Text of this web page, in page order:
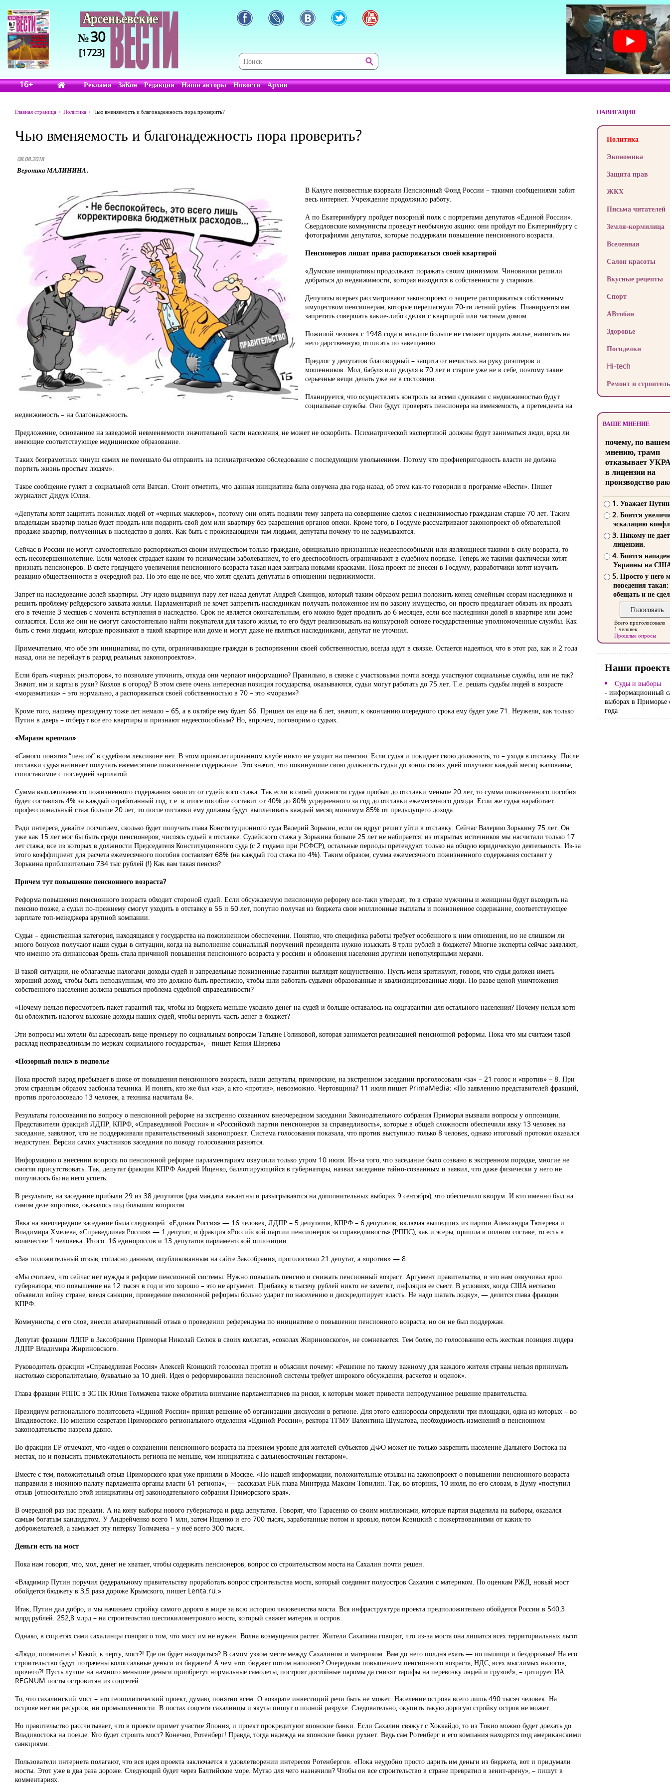
№30
[1723]
16+ Реклама ЗаКон Редакция Наши авторы Новости Архив
Главная страница Политика Чью вменяемость и благонадежность пора проверить?
Чью вменяемость и благонадежность пора проверить?
08.08.2018
Вероника МАЛИНИНА.
В Калуге неизвестные взорвали Пенсионный Фонд России – такими сообщениями забит
весь интернет. Учреждение продолжило работу.
А по Екатеринбургу пройдет позорный полк с портретами депутатов «Единой России».
Свердловские коммунисты проведут необычную акцию: они пройдут по Екатеринбургу с
фотографиями депутатов, которые поддержали повышение пенсионного возраста.
Пенсионеров лишат права распоряжаться своей квартирой
«Думские инициативы продолжают поражать своим цинизмом. Чиновники решили
добраться до недвижимости, которая находится в собственности у стариков.
Депутаты всерьез рассматривают законопроект о запрете распоряжаться собственным
имуществом пенсионерам, которые перешагнули 70-ти летний рубеж. Планируется им
запретить совершать какие-либо сделки с квартирой или частным домом.
Пожилой человек с 1948 года и младше больше не сможет продать жилье, написать на
него дарственную, отписать по завещанию.
Предлог у депутатов благовидный – защита от нечистых на руку риэлтеров и
мошенников. Мол, бабуля или дедуля в 70 лет и старше уже не в себе, поэтому такие
серьезные вещи делать уже не в состоянии.
Планируется, что осуществлять контроль за всеми сделками с недвижимостью будут
социальные службы. Они будут проверять пенсионера на вменяемость, а претендента на
недвижимость – на благонадежность.
Предложение, основанное на заведомой невменяемости значительной части населения, не может не оскорбить. Психиатрической экспертизой должны будут заниматься люди, вряд ли
имеющие соответствующее медицинское образование.
Таких безграмотных чинуш самих не помешало бы отправить на психиатрическое обследование с последующим увольнением. Потому что профнепригодность власти не должна
портить жизнь простым людям».
Такое сообщение гуляет в социальной сети Ватсап. Стоит отметить, что данная инициатива была озвучена два года назад, об этом как-то говорили в программе «Вести». Пишет
журналист Дидух Юлия.
«Депутаты хотят защитить пожилых людей от «черных маклеров», поэтому они опять подняли тему запрета на совершение сделок с недвижимостью гражданам старше 70 лет. Таким
владельцам квартир нельзя будет продать или подарить свой дом или квартиру без разрешения органов опеки. Кроме того, в Госдуме рассматривают законопроект об обязательной
продаже квартир, полученных в наследство в долях. Как быть с проживающими там людьми, депутаты почему-то не задумываются.
Сейчас в России не могут самостоятельно распоряжаться своим имуществом только граждане, официально признанные недееспособными или являющиеся такими в силу возраста, то
есть несовершеннолетние. Если человек страдает каким-то психическим заболеванием, то его дееспособность ограничивают в судебном порядке. Теперь же такими фактически хотят
признать пенсионеров. В свете грядущего увеличения пенсионного возраста такая идея заиграла новыми красками. Пока проект не внесен в Госдуму, разработчики хотят изучить
реакцию общественности в очередной раз. Но это еще не все, что хотят сделать депутаты в отношении недвижимости.
Запрет на наследование долей квартиры. Эту идею выдвинул пару лет назад депутат Андрей Свинцов, который таким образом решил положить конец семейным ссорам наследников и
решить проблему рейдерского захвата жилья. Парламентарий не хочет запретить наследникам получать положенное им по закону имущество, он просто предлагает обязать их продать
его в течение 3 месяцев с момента вступления в наследство. Срок не является окончательным, его можно будет продлить до 6 месяцев, если все наследники долей в квартире или доме
согласятся. Если же они не смогут самостоятельно найти покупателя для такого жилья, то его будут реализовывать на конкурсной основе государственные уполномоченные службы. Как
быть с теми людьми, которые проживают в такой квартире или доме и могут даже не являться наследниками, депутат не уточнил.
Примечательно, что обе эти инициативы, по сути, ограничивающие граждан в распоряжении своей собственностью, всегда идут в связке. Остается надеяться, что в этот раз, как и 2 года
назад, они не перейдут в разряд реальных законопроектов».
Если брать «черных риэлторов», то позвольте уточнить, откуда они черпают информацию? Правильно, в связке с участковыми почти всегда участвуют социальные службы, или не так?
Значит, им и карты в руки? Козлов в огород? В этом свете очень интересная позиция государства, оказываются, судьи могут работать до 75 лет. Т.е. решать судьбы людей в возрасте
«моразматика» – это нормально, а распоряжаться своей собственностью в 70 – это «моразм»?
Кроме того, нашему президенту тоже лет немало – 65, а в октябре ему будет 66. Пришел он еще на 6 лет, значит, к окончанию очередного срока ему будет уже 71. Неужели, как только
Путин в дверь – отберут все его квартиры и признают недееспособным? Но, впрочем, поговорим о судьях.
«Маразм крепчал»
«Самого понятия “пенсия” в судебном лексиконе нет. В этом привилегированном клубе никто не уходит на пенсию. Если судья и покидает свою должность, то – уходя в отставку. После
отставки судья начинает получать ежемесячное пожизненное содержание. Это значит, что покинувшие свою должность судьи до конца своих дней получают каждый месяц жалованье,
сопоставимое с последней зарплатой.
Сумма выплачиваемого пожизненного содержания зависит от судейского стажа. Так если в своей должности судья пробыл до отставки меньше 20 лет, то сумма пожизненного пособия
будет составлять 4% за каждый отработанный год, т.е. в итоге пособие составит от 40% до 80% усредненного за год до отставки ежемесячного дохода. Если же судья наработает
профессиональный стаж больше 20 лет, то после отставки ему должны будут выплачивать каждый месяц минимум 85% от предыдущего дохода.
Ради интереса, давайте посчитаем, сколько будет получать глава Конституционного суда Валерий Зорькин, если он вдруг решит уйти в отставку. Сейчас Валерию Зорькину 75 лет. Он
уже как 15 лет мог бы быть среди пенсионеров, числясь судьей в отставке. Судейского стажа у Зорькина больше 25 лет не набирается: из открытых источников мы насчитали только 17
лет стажа, все из которых в должности Председателя Конституционного суда (с 2 годами при РСФСР), остальные периоды претендуют только на общую юридическую деятельность. Из-за
этого коэффициент для расчета ежемесячного пособия составляет 68% (на каждый год стажа по 4%). Таким образом, сумма ежемесячного пожизненного содержания составит у
Зорькина приблизительно 734 тыс рублей (!) Как вам такая пенсия?
Причем тут повышение пенсионного возраста?
Реформа повышения пенсионного возраста обходит стороной судей. Если обсуждаемую пенсионную реформу все-таки утвердят, то в стране мужчины и женщины будут выходить на
пенсию позже, а судьи по-прежнему смогут уходить в отставку в 55 и 60 лет, попутно получая из бюджета свои миллионные выплаты и пожизненное содержание, соответствующее
зарплате топ-менеджера крупной компании.
Судьи – единственная категория, находящаяся у государства на пожизненном обеспечении. Понятно, что специфика работы требует особенного к ним отношения, но не слишком ли
много бонусов получают наши судьи в ситуации, когда на выполнение социальный поручений президента нужно изыскать 8 трлн рублей в бюджете? Многие эксперты сейчас заявляют,
что именно эта финансовая брешь стала причиной повышения пенсионного возраста у россиян и обложения населения другими непопулярными мерами.
В такой ситуации, не облагаемые налогами доходы судей и запредельные пожизненные гарантии выглядят кощунственно. Пусть меня критикуют, говоря, что судья должен иметь
хороший доход, чтобы быть неподкупным, что это должно быть престижно, чтобы шли работать судьями образованные и квалифицированные люди. Но разве ценой уничтожения
собственного населения должна решаться проблема судебной справедливости?
«Почему нельзя пересмотреть пакет гарантий так, чтобы из бюджета меньше уходило денег на судей и больше оставалось на соцгарантии для остального населения? Почему нельзя хотя
бы обложтить налогом высокие доходы наших судей, чтобы вернуть часть денег в бюджет?
Эти вопросы мы хотели бы адресовать вице-премьеру по социальным вопросам Татьяне Голиковой, которая занимается реализацией пенсионной реформы. Пока что мы считаем такой
расклад несправедливым по меркам социального государства», - пишет Кения Ширяева
«Позорный полк» в подполье
Пока простой народ пребывает в шоке от повышения пенсионного возраста, наши депутаты, приморские, на экстренном заседании проголосовали «за» – 21 голос и «против» – 8. При
этом странным образом засбоила техника. И понять, кто же был «за», а кто «против», невозможно. Чертовщина? 11 июля пишет PrimaMedia: «По заявлению представителей фракций,
против проголосовало 13 человек, а техника насчитала 8».
Результаты голосования по вопросу о пенсионной реформе на экстренно созванном внеочередном заседании Законодательного собрания Приморья вызвали вопросы у оппозиции.
Представители фракций ЛДПР, КПРФ, «Справедливой России» и «Российской партии пенсионеров за справедливость», которые в общей сложности обеспечили явку 13 человек на
заседание, заявляют, что не поддерживали правительственный законопроект. Система голосования показала, что против выступило только 8 человек, однако итоговый протокол оказался
недоступен. Версии самих участников заседания по поводу голосования разнятся.
Информацию о внесении вопроса по пенсионной реформе парламентариям озвучили только утром 10 июля. Из-за того, что заседание было созвано в экстренном порядке, многие не
смогли присутствовать. Так, депутат фракции КПРФ Андрей Ищенко, баллотирующийся в губернаторы, назвал заседание тайно-созванным и заявил, что даже физически у него не
получилось бы на него успеть.
В результате, на заседание прибыли 29 из 38 депутатов (два мандата вакантны и разыгрываются на дополнительных выборах 9 сентября), что обеспечило кворум. И кто именно был на
самом деле «против», оказалось под большим вопросом.
Явка на внеочередное заседание была следующей: «Единая Россия» — 16 человек, ЛДПР – 5 депутатов, КПРФ – 6 депутатов, включая вышедших из партии Александра Тютерева и
Владимира Хмелева, «Справедливая Россия» — 1 депутат, и фракция «Российской партии пенсионеров за справедливость» (РППС), как и эсеры, пришла в полном составе, то есть в
количестве 1 человека. Итого: 16 единороссов и 13 депутатов парламентской оппозиции.
«За» положительный отзыв, согласно данным, опубликованным на сайте Заксобрания, проголосовал 21 депутат, а «против» — 8.
«Мы считаем, что сейчас нет нужды в реформе пенсионной системы. Нужно повышать пенсию и снижать пенсионный возраст. Аргумент правительства, и это нам озвучивал врио
губернатора, что повышение на 12 тысяч в год и это хорошо – это не аргумент. Прибавку в тысячу рублей никто не заметит, инфляция ее съест. В условиях, когда США негласно
объявили войну стране, введя санкции, проведение пенсионной реформы больно ударит по населению и дискредитирует власть. Не надо шатать лодку», — делится глава фракции
КПРФ.
Коммунисты, с его слов, внесли альтернативный отзыв о проведении референдума по инициативе о повышении пенсионного возраста, но он не был поддержан.
Депутат фракции ЛДПР в Заксобрании Приморья Николай Селюк в своих коллегах, «соколах Жириновского», не сомневается. Тем более, по голосованию есть жесткая позиция лидера
ЛДПР Владимира Жириновского.
Руководитель фракции «Справедливая Россия» Алексей Козицкий голосовал против и объяснил почему: «Решение по такому важному для каждого жителя страны нельзя принимать
настолько скоропалительно, буквально за 10 дней. Идея о реформировании пенсионной системы требует широкого обсуждения, расчетов и оценок».
Глава фракции РППС в ЗС ПК Юлия Толмачева также обратила внимание парламентариев на риски, к которым может привести непродуманное решение правительства.
Президиум регионального политсовета «Единой России» принял решение об организации дискуссии в регионе. Для этого единороссы определили три площадки, одна из которых – во
Владивостоке. По мнению секретаря Приморского регионального отделения «Единой России», ректора ТГМУ Валентина Шуматова, необходимость изменений в пенсионном
законодательстве назрела давно.
Во фракции ЕР отмечают, что «идея о сохранении пенсионного возраста на прежнем уровне для жителей субъектов ДФО может не только закрепить население Дальнего Востока на
местах, но и повысить привлекательность региона не меньше, чем инициатива с дальневосточным гектаром».
Вместе с тем, положительный отзыв Приморского края уже приняли в Москве. «По нашей информации, положительные отзывы на законопроект о повышении пенсионного возраста
направили в нижнюю палату парламента органы власти 61 региона», — рассказал РБК глава Минтруда Максим Топилин. Так, во вторник, 10 июля, по его словам, в Думу «поступил
отзыв [относительно этой инициативы от] законодательного собрания Приморского края».
В очередной раз нас предали. А на кону выборы нового губернатора и ряда депутатов. Говорят, что Тарасенко со своим миллионами, которые партия выделила на выборы, оказался
самым богатым кандидатом. У Андрейченко всего 1 млн, затем Ищенко и его 700 тысяч, заработанные потом и кровью, потом Козицкий с пожертвованиями от каких-то
доброжелателей, а замыкает эту пятерку Толмачева – у неё всего 300 тысяч.
Деньги есть на мост
Пока нам говорят, что, мол, денег не хватает, чтобы содержать пенсионеров, вопрос со строительством моста на Сахалин почти решен.
«Владимир Путин поручил федеральному правительству проработать вопрос строительства моста, который соединит полуостров Сахалин с материком. По оценкам РЖД, новый мост
обойдется бюджету в 3,5 раза дороже Крымского, пишет Lenta.ru.»
Итак, Путин дал добро, и мы начинаем стройку самого дорого в мире за всю историю человечества моста. Вся инфраструктура проекта предположительно обойдется России в 540,3
млрд рублей. 252,8 млрд – на строительство шестикилометрового моста, который свяжет материк и остров.
Однако, в соцсетях сами сахалинцы говорят о том, что мост им не нужен. Волна возмущения растет. Жители Сахалина говорят, что из-за моста она лишатся всех территориальных льгот.
«Люди, опомнитесь! Какой, к чёрту, мост?! Где он будет находиться? В самом узком месте между Сахалином и материком. Вам до него полдня ехать — по пылищи и бездорожью! На его
строительство будут потрачены колоссальные деньги из бюджета! А чем этот бюджет потом наполнят? Очередным повышением пенсионного возраста, НДС, всех мыслимых налогов,
прочего?! Пусть лучше на намного меньшие деньги приобретут нормальные самолеты, построят достойные паромы да снизят тарифы на перевозку людей и грузов!», – цитирует ИА
REGNUM посты островитян из соцсетей.
То, что сахалинский мост – это геополитический проект, думаю, понятно всем. О возврате инвестиций речи быть не может. Население острова всего лишь 490 тысяч человек. На
острове нет ни ресурсов, ни промышленности. В постах соцсети сахалинцы и якуты пишут о полной разрухе. Следовательно, окупить такую дорогую стройку остров не может.
Но правительство рассчитывает, что в проекте примет участие Япония, и проект прокредитуют японские банки. Если Сахалин свяжут с Хоккайдо, то из Токио можно будет доехать до
Владивостока на поезде. Кто будет строить мост? Конечно, Ротенберг! Правда, тогда надежда на японские банки рухнет. Ведь сам Ротенберг и его компания находятся под американскими
санкциями.
Пользователи интернета полагают, что вся идея проекта заключается в удовлетворении интересов Ротенбергов. «Пока неудобно просто дарить им деньги из бюджета, вот и придумали
мосты. Этот уже в два раза дороже. Следующий будет через Балтийское море. Мутко для чего назначили? Чтобы он все строительство в стране превратил в зенит-арену», – пишут в
комментариях.
НАВИГАЦИЯ
Политика
Экономика
Защита прав
ЖКХ
Письма читателей
Земля-кормилица
Вселенная
Салон красоты
Вкусные рецепты
Спорт
АВтобан
Здоровье
Посиделки
Hi-tech
Ремонт и
ВАШЕ МНЕНИЕ
почему, по
мнению, трамп
отказывает
в лицензии на
производство
1. Уважает
2. Боится
эскалацию
3. Никому не
лицензии.
4. Боится
Украины на
5. Просто у него
поведения такая:
обещать и не
Всего проголосовало
1 человек
Прошлые опросы
Наши
Суды и выборы
- информационный
выборах в Приморье
года